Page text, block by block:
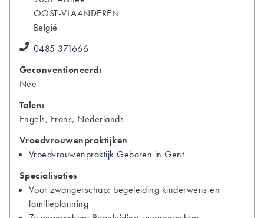
OOST-VLAANDEREN
België
0485 371666
Geconventioneerd:
Nee
Talen:
Engels, Frans, Nederlands
Vroedvrouwenpraktijken
Vroedvrouwenpraktijk Geboren in Gent
Specialisaties
Voor zwangerschap: begeleiding kinderwens en
familieplanning